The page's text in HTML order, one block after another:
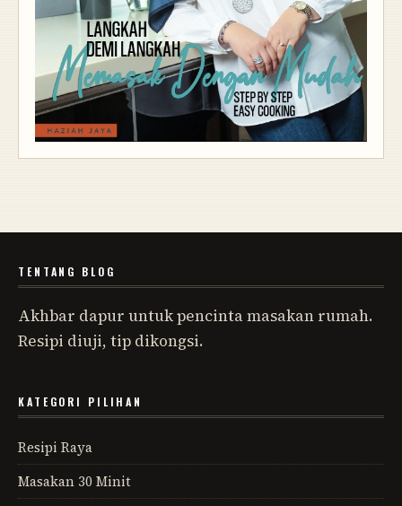
TENTANG BLOG
Akhbar dapur untuk pencinta masakan rumah.
Resipi diuji, tip dikongsi.
KATEGORI PILIHAN
Resipi Raya
Masakan 30 Minit